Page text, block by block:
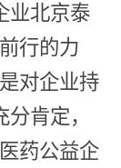
业北京泰
行的力
对企业持
肯定，
药公益企